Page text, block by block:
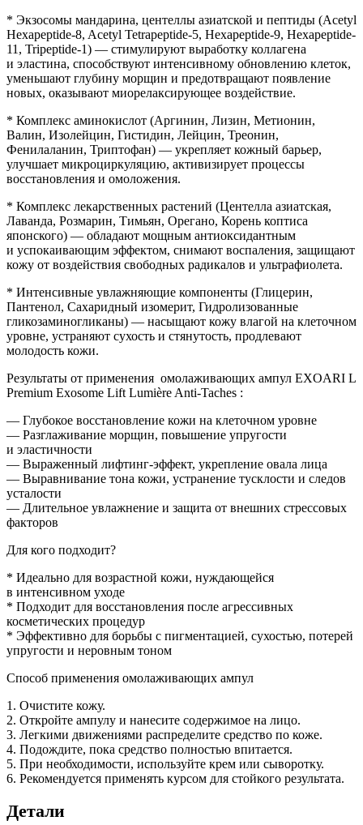
* Экзосомы мандарина, центеллы азиатской и пептиды (Acetyl
Hexapeptide-8, Acetyl Tetrapeptide-5, Hexapeptide-9, Hexapeptide-
11, Tripeptide-1) — стимулируют выработку коллагена
и эластина, способствуют интенсивному обновлению клеток,
уменьшают глубину морщин и предотвращают появление
новых, оказывают миорелаксирующее воздействие.
* Комплекс аминокислот (Аргинин, Лизин, Метионин,
Валин, Изолейцин, Гистидин, Лейцин, Треонин,
Фенилаланин, Триптофан) — укрепляет кожный барьер,
улучшает микроциркуляцию, активизирует процессы
восстановления и омоложения.
* Комплекс лекарственных растений (Центелла азиатская,
Лаванда, Розмарин, Тимьян, Орегано, Корень коптиса
японского) — обладают мощным антиоксидантным
и успокаивающим эффектом, снимают воспаления, защищают
кожу от воздействия свободных радикалов и ультрафиолета.
* Интенсивные увлажняющие компоненты (Глицерин,
Пантенол, Сахаридный изомерит, Гидролизованные
гликозаминогликаны) — насыщают кожу влагой на клеточном
уровне, устраняют сухость и стянутость, продлевают
молодость кожи.
Результаты от применения омолаживающих ампул EXOARI L
Premium Exosome Lift Lumière Anti-Taches :
— Глубокое восстановление кожи на клеточном уровне
— Разглаживание морщин, повышение упругости
и эластичности
— Выраженный лифтинг-эффект, укрепление овала лица
— Выравнивание тона кожи, устранение тусклости и следов
усталости
— Длительное увлажнение и защита от внешних стрессовых
факторов
Для кого подходит?
* Идеально для возрастной кожи, нуждающейся
в интенсивном уходе
* Подходит для восстановления после агрессивных
косметических процедур
* Эффективно для борьбы с пигментацией, сухостью, потерей
упругости и неровным тоном
Способ применения омолаживающих ампул
1. Очистите кожу.
2. Откройте ампулу и нанесите содержимое на лицо.
3. Легкими движениями распределите средство по коже.
4. Подождите, пока средство полностью впитается.
5. При необходимости, используйте крем или сыворотку.
6. Рекомендуется применять курсом для стойкого результата.
Детали